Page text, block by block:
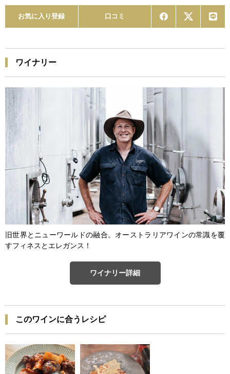
お気に入り登録 口コミ
ワイナリー
旧世界とニューワールドの融合。オーストラリアワインの常識を覆
すフィネスとエレガンス！
ワイナリー詳細
このワインに合うレシピ